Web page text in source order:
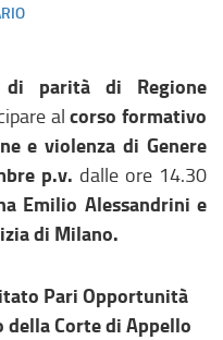
di parità di Regione
al corso formativo
e violenza di Genere
p.v. dalle ore 14.30
Emilio Alessandrini e
di Milano.
Pari Opportunità
Corte di Appello